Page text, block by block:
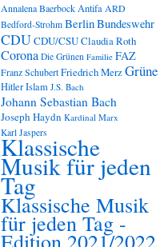
Annalena BaerbockAntifa ARD
Bedford-Strohm BerlinBundeswehr
CDUCDU/CSUClaudia Roth
Corona Die Grünen Familie FAZ
Franz SchubertFriedrich MerzGrüne
HitlerIslam J.S. Bach
Johann Sebastian Bach
Joseph Haydn Kardinal Marx
Karl Jaspers
Klassische
Musik für jeden
Tag
Klassische Musik
für jeden Tag -
Edition 2021/2022